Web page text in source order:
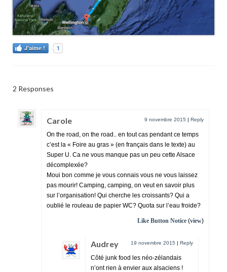
J'aime ! 1
2 Responses
Carole 9 novembre 2015 | Reply
On the road, on the road.. en tout cas pendant ce temps
c’est la « Foire au gras » (en français dans le texte) au
Super U. Ca ne vous manque pas un peu cette Alsace
décomplexée?
Moui bon comme je vous connais vous ne vous laissez
pas mourir! Camping, camping, on veut en savoir plus
sur l’organisation! Qui cherche les croissants? Qui a
oublié le rouleau de papier WC? Quota sur l’eau froide?
Like Button Notice (view)
Audrey 19 novembre 2015 | Reply
Côté junk food les néo-zélandais
n’ont rien à envier aux alsaciens !